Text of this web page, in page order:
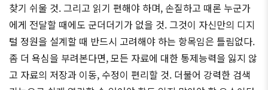
찾기 쉬울 것. 그리고 읽기 편해야 하며, 손질하고 때론 누군가
에게 전달할 때에도 군더더기가 없을 것. 그것이 자신만의 디지
털 정원을 설계할 때 반드시 고려해야 하는 항목임은 틀림없다.
좀 더 욕심을 부려본다면, 모든 자료에 대한 통제능력을 잃지 않
고 자료의 저장과 이동, 수정이 편리할 것. 더불어 강력한 검색